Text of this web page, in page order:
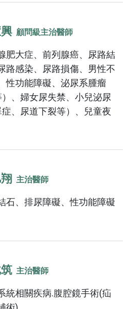
顧問級主治醫師
肥大症、前列腺癌、尿路結
路感染、尿路損傷、男性不
性功能障礙、泌尿系腫瘤
）、婦女尿失禁、小兒泌尿
、尿道下裂等）、兒童夜
主治醫師
石、排尿障礙、性功能障礙
主治醫師
統相關疾病.腹腔鏡手術(疝